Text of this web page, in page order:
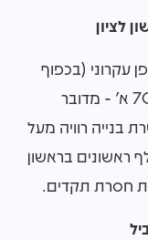
לציון
עקרוני (בכפוף
להפקדת תיקונים אחרונים) את תמ"א 70 א' - מדובר
בנייה רוויה מעל
ראשונים בראשון
חסרת תקדים.